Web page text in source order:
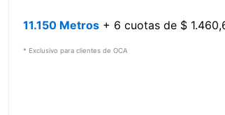
11.150 Metros+ 6 cuotas de $
* Exclusivo para clientes de OCA